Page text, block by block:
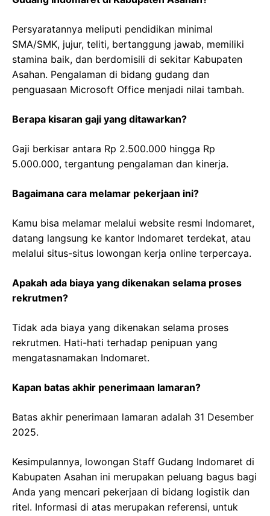
Persyaratannya meliputi pendidikan minimal
SMA/SMK, jujur, teliti, bertanggung jawab, memiliki
stamina baik, dan berdomisili di sekitar Kabupaten
Asahan. Pengalaman di bidang gudang dan
penguasaan Microsoft Office menjadi nilai tambah.
Berapa kisaran gaji yang ditawarkan?
Gaji berkisar antara Rp 2.500.000 hingga Rp
5.000.000, tergantung pengalaman dan kinerja.
Bagaimana cara melamar pekerjaan ini?
Kamu bisa melamar melalui website resmi Indomaret,
datang langsung ke kantor Indomaret terdekat, atau
melalui situs-situs lowongan kerja online terpercaya.
Apakah ada biaya yang dikenakan selama proses
rekrutmen?
Tidak ada biaya yang dikenakan selama proses
rekrutmen. Hati-hati terhadap penipuan yang
mengatasnamakan Indomaret.
Kapan batas akhir penerimaan lamaran?
Batas akhir penerimaan lamaran adalah 31 Desember
2025.
Kesimpulannya, lowongan Staff Gudang Indomaret di
Kabupaten Asahan ini merupakan peluang bagus bagi
Anda yang mencari pekerjaan di bidang logistik dan
ritel. Informasi di atas merupakan referensi, untuk